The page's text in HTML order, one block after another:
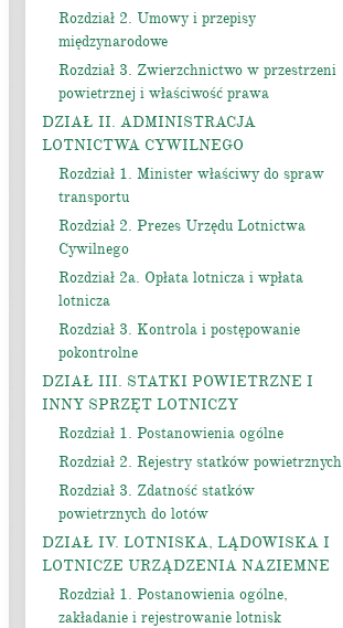
Rozdział 2. Umowy i przepisy
międzynarodowe
Rozdział 3. Zwierzchnictwo w przestrzeni
powietrznej i właściwość prawa
DZIAŁ II. ADMINISTRACJA
LOTNICTWA CYWILNEGO
Rozdział 1. Minister właściwy do spraw
transportu
Rozdział 2. Prezes Urzędu Lotnictwa
Cywilnego
Rozdział 2a. Opłata lotnicza i wpłata
lotnicza
Rozdział 3. Kontrola i postępowanie
pokontrolne
DZIAŁ III. STATKI POWIETRZNE I
INNY SPRZĘT LOTNICZY
Rozdział 1. Postanowienia ogólne
Rozdział 2. Rejestry statków powietrznych
Rozdział 3. Zdatność statków
powietrznych do lotów
DZIAŁ IV. LOTNISKA, LĄDOWISKA I
LOTNICZE URZĄDZENIA NAZIEMNE
Rozdział 1. Postanowienia ogólne,
zakładanie i rejestrowanie lotnisk